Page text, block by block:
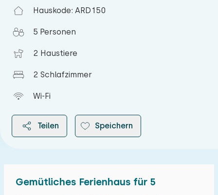
Hauskode: ARD150
5 Personen
2 Haustiere
2 Schlafzimmer
Wi-Fi
Teilen Speichern
Gemütliches Ferienhaus für 5